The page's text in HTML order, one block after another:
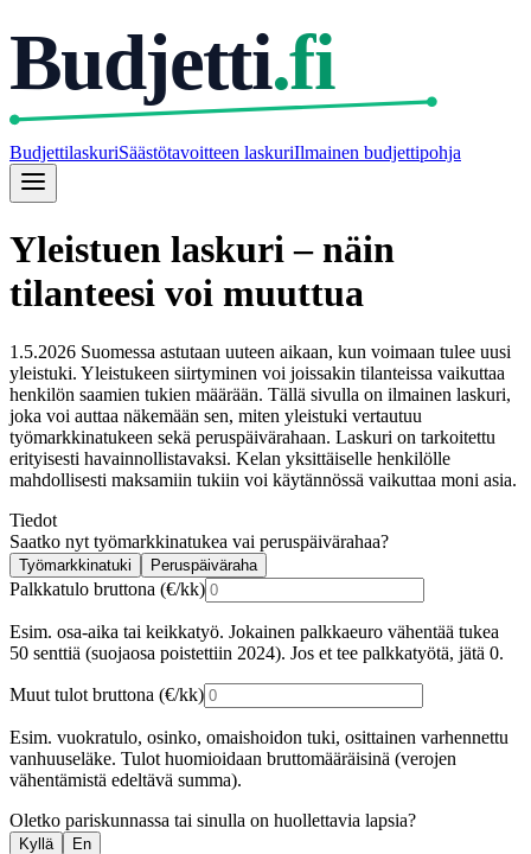
Budjetti.fi
BudjettilaskuriSäästötavoitteen laskuriIlmainen budjettipohja
Yleistuen laskuri – näin
tilanteesi voi muuttua
1.5.2026 Suomessa astutaan uuteen aikaan, kun voimaan tulee uusi
yleistuki. Yleistukeen siirtyminen voi joissakin tilanteissa vaikuttaa
henkilön saamien tukien määrään. Tällä sivulla on ilmainen laskuri,
joka voi auttaa näkemään sen, miten yleistuki vertautuu
työmarkkinatukeen sekä peruspäivärahaan. Laskuri on tarkoitettu
erityisesti havainnollistavaksi. Kelan yksittäiselle henkilölle
mahdollisesti maksamiin tukiin voi käytännössä vaikuttaa moni asia.
Tiedot
Saatko nyt työmarkkinatukea vai peruspäivärahaa?
Työmarkkinatuki Peruspäiväraha
Palkkatulo bruttona (€/kk)
Esim. osa-aika tai keikkatyö. Jokainen palkkaeuro vähentää tukea
50 senttiä (suojaosa poistettiin 2024). Jos et tee palkkatyötä, jätä 0.
Muut tulot bruttona (€/kk)
Esim. vuokratulo, osinko, omaishoidon tuki, osittainen varhennettu
vanhuuseläke. Tulot huomioidaan bruttomääräisinä (verojen
vähentämistä edeltävä summa).
Oletko pariskunnassa tai sinulla on huollettavia lapsia?
Kyllä En